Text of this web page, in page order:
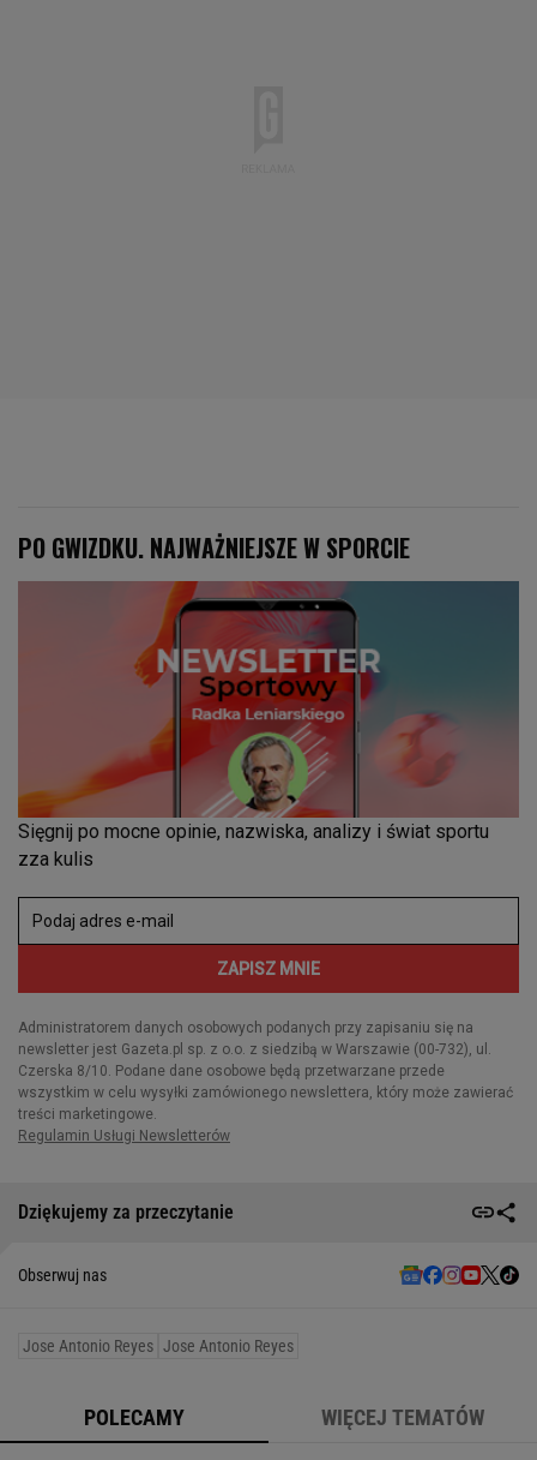
Dziękujemy za przeczytanie
Obserwuj nas
Jose Antonio Reyes Jose Antonio Reyes
POLECAMY WIĘCEJ TEMATÓW